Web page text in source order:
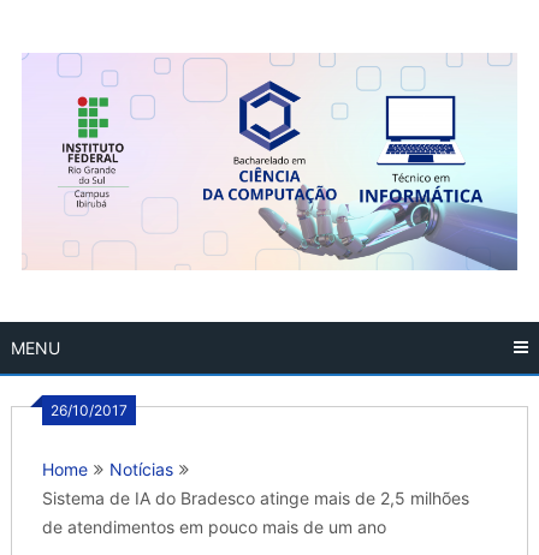
MENU
26/10/2017
Home
Notícias
Sistema de IA do Bradesco atinge mais de 2,5 milhões
de atendimentos em pouco mais de um ano